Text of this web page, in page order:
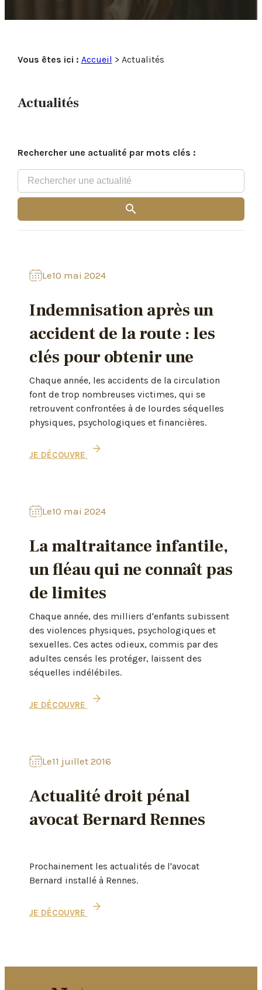
Vous êtes ici : Accueil > Actualités
Actualités
Rechercher une actualité par mots clés :
Le10 mai 2024
Indemnisation après un
accident de la route : les
clés pour obtenir une
juste réparation de vos
préjudices
Chaque année, les accidents de la circulation
font de trop nombreuses victimes, qui se
retrouvent confrontées à de lourdes séquelles
physiques, psychologiques et financières.
JE DÉCOUVRE
Le10 mai 2024
La maltraitance infantile,
un fléau qui ne connaît pas
de limites
Chaque année, des milliers d'enfants subissent
des violences physiques, psychologiques et
sexuelles. Ces actes odieux, commis par des
adultes censés les protéger, laissent des
séquelles indélébiles.
JE DÉCOUVRE
Le11 juillet 2016
Actualité droit pénal
avocat Bernard Rennes
Prochainement les actualités de l'avocat
Bernard installé à Rennes.
JE DÉCOUVRE